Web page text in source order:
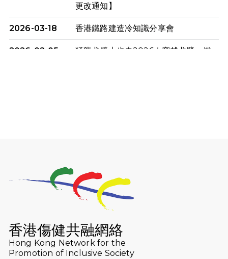
更改通知】
2026-03-18 香港鐵路建造冷知識分享會
2026-02-05
猛龍戈壁大步走2026｜穿越戈壁．燃
2025-09-08 渣打香港馬拉松2026 慈善計劃
Lockton Fearless Dragon Trail
Run 2025
2025-08-07 諾德 x 猛龍慈善共融音樂夜2025
香港傷健共融網絡
Hong Kong Network for the
Promotion of Inclusive Society